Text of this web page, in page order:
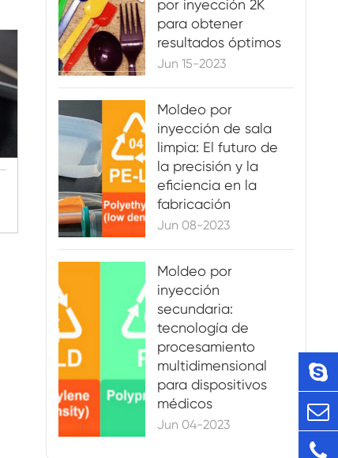
por inyección 2K
para obtener
resultados óptimos
Jun 15-2023
Moldeo por
inyección de sala
limpia: El futuro de
la precisión y la
eficiencia en la
fabricación
Jun 08-2023
Moldeo por
inyección
secundaria:
tecnología de
procesamiento
multidimensional
para dispositivos
médicos
Jun 04-2023